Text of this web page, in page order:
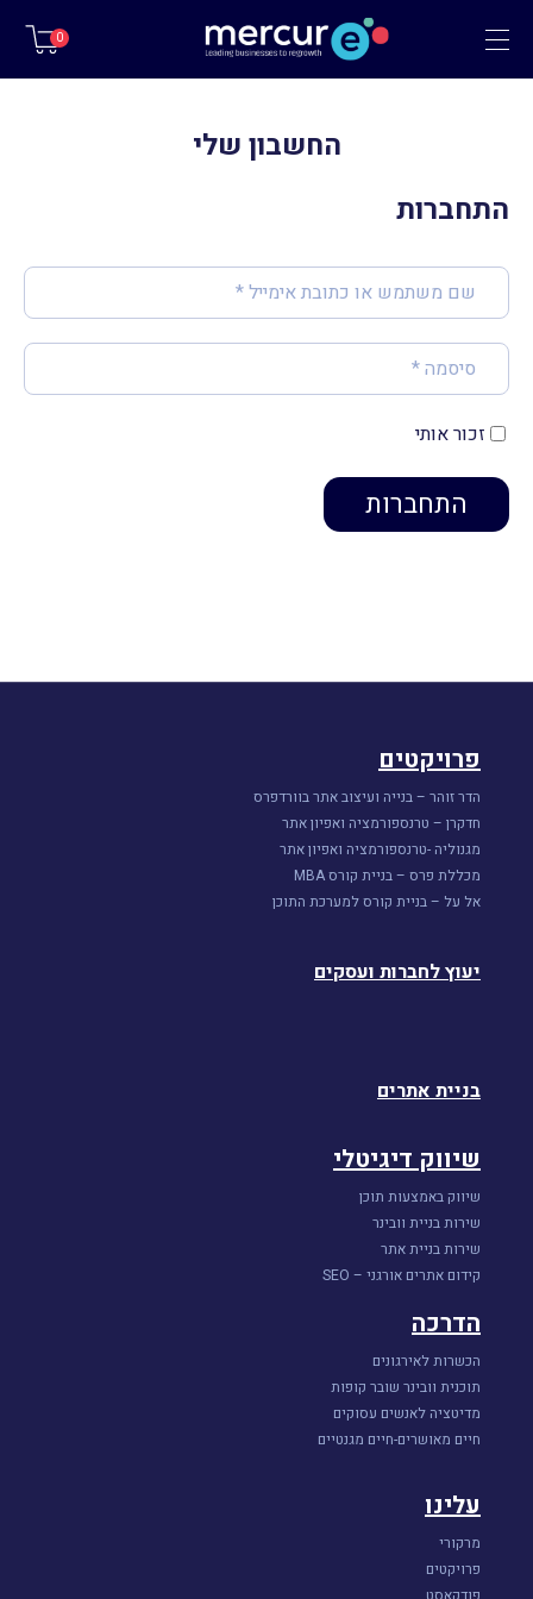
תפריט 0
החשבון שלי
התחברות
שם משתמש או כתובת אימייל*
סיסמה*
זכור אותי
התחברות
פרויקטים
הדר זוהר – בנייה ועיצוב אתר בוורדפרס
חדקרן – טרנספורמציה ואפיון אתר
מגנוליה -טרנספורמציה ואפיון אתר
מכללת פרס – בניית קורס MBA
אל על – בניית קורס למערכת התוכן
יעוץ לחברות ועסקים
בניית אתרים
שיווק דיגיטלי
שיווק באמצעות תוכן
שירות בניית וובינר
שירות בניית אתר
קידום אתרים אורגני – SEO
הדרכה
הכשרות לאירגונים
תוכנית וובינר שובר קופות
מדיטציה לאנשים עסוקים
חיים מאושרים-חיים מגנטיים
עלינו
מרקורי
פרויקטים